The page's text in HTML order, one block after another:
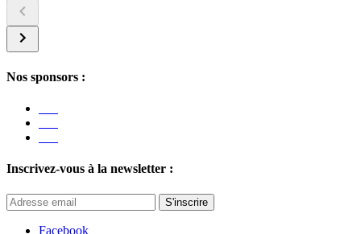
Nos sponsors :
Inscrivez-vous à la newsletter :
S'inscrire
Facebook